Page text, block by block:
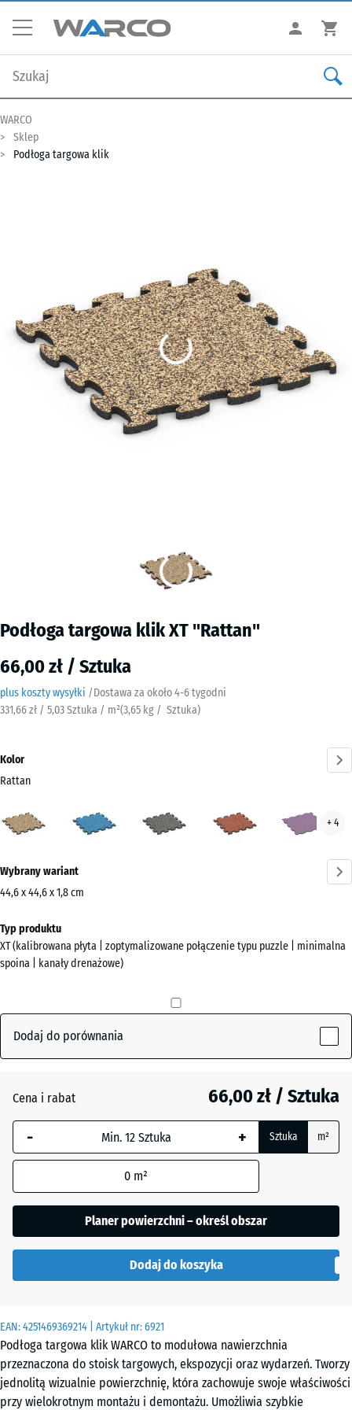
WARCO
Sklep
Podłoga targowa klik
Podłoga targowa klik XT "Rattan"
66,00 zł / Sztuka
plus koszty wysyłki /Dostawa za około4-6 tygodni
331,66 zł / 5,03 Sztuka / m²(3,65 kg / Sztuka)
EAN:4251469369214 | Artykuł nr:6921
Podłoga targowa klik WARCO to modułowa nawierzchnia
przeznaczona do stoisk targowych, ekspozycji oraz wydarzeń. Tworzy
jednolitą wizualnie powierzchnię, która zachowuje swoje właściwości
przy wielokrotnym montażu i demontażu. Umożliwia szybkie
Kolor
Rattan
(active)
granit
+ 4
informacji
o
Pokaż
paletę
Rattan(active)
Etna
Szary
granit
Terakota
Wybrany wariant
44,6 x 44,6 x 1,8 cm
do
wysyłki
485
Wybrany,
niebiesko
obramowany
wymiar jest
obliczenia
zapotrzebowania
(chyba że w
danych produktu
44,6
x
44,6
x
1,8
Typ produktu
XT (kalibrowana płyta | zoptymalizowane połączenie typu puzzle | minimalna
spoina | kanały drenażowe)
Dodaj do porównania
Cena i rabat 66,00 zł / Sztuka
- + Sztuka m²
0 m²
Planer powierzchni – określ obszar
Dodaj do koszyka